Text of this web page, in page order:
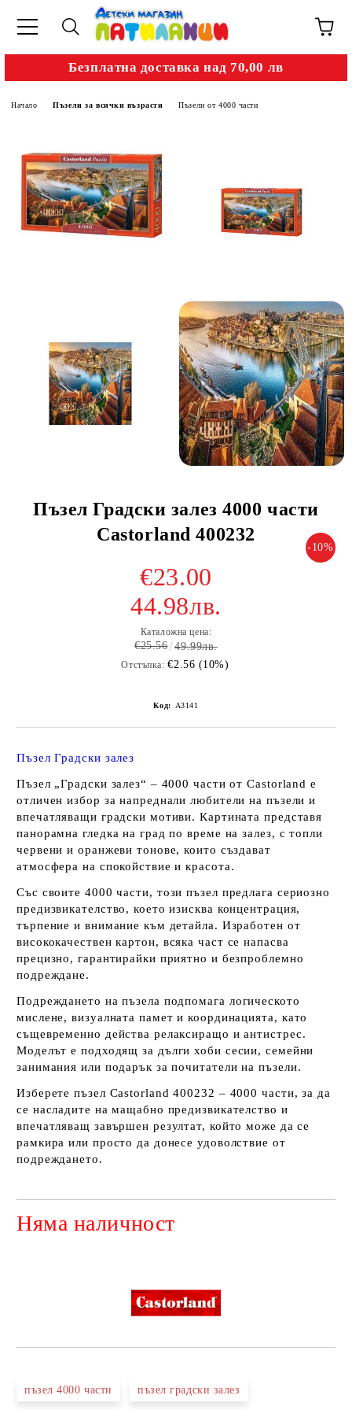
Безплатна доставка над 70,00 лв
Начало Пъзели за всички възрасти Пъзели от 4000 части
Пъзел Градски залез 4000 части
Castorland 400232
-10%
€23.00
44.98лв.
Каталожна цена:
€25.56 49.99лв.
Отстъпка: €2.56 (10%)
Код: A3141
Пъзел Градски залез
Пъзел „Градски залез“ – 4000 части от Castorland е
отличен избор за напреднали любители на пъзели и
впечатляващи градски мотиви. Картината представя
панорамна гледка на град по време на залез, с топли
червени и оранжеви тонове, които създават
атмосфера на спокойствие и красота.
Със своите 4000 части, този пъзел предлага сериозно
предизвикателство, което изисква концентрация,
търпение и внимание към детайла. Изработен от
висококачествен картон, всяка част се напасва
прецизно, гарантирайки приятно и безпроблемно
подреждане.
Подреждането на пъзела подпомага логическото
мислене, визуалната памет и координацията, като
същевременно действа релаксиращо и антистрес.
Моделът е подходящ за дълги хоби сесии, семейни
занимания или подарък за почитатели на пъзели.
Изберетепъзел Castorland 400232 – 4000 части, за да
се насладите на мащабно предизвикателство и
впечатляващ завършен резултат, който може да се
рамкира или просто да донесе удоволствие от
подреждането.
Няма наличност
пъзел 4000 части пъзел градски залез